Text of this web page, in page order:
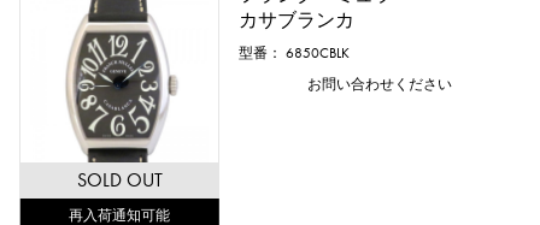
SOLD OUT
再入荷通知可能
カサブランカ
型番： 6850CBLK
お問い合わせください